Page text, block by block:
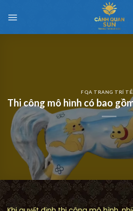
đến
dung
FQA TRANG TRÍ
Thi công mô hình có bao